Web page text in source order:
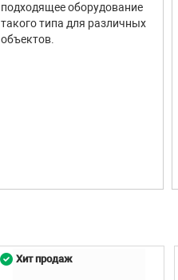
подходящее оборудование
такого типа для различных
объектов.
Хит продаж